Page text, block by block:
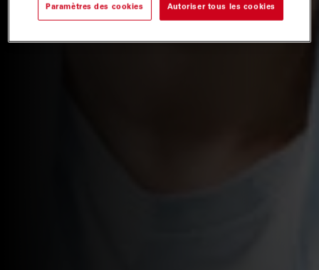
Paramètres des cookies Autoriser tous les cookies